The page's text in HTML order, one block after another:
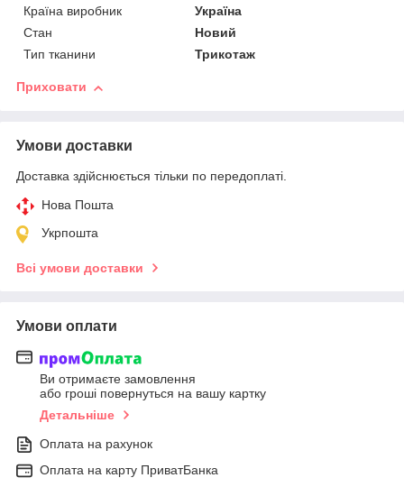
Країна виробник
Україна
Стан
Новий
Тип тканини
Трикотаж
Приховати
Умови доставки
Доставка здійснюється тільки по передоплаті.
Нова Пошта
Укрпошта
Всі умови доставки
Умови оплати
Ви отримаєте замовлення
або гроші повернуться на вашу картку
Детальніше
Оплата на рахунок
Оплата на карту ПриватБанка